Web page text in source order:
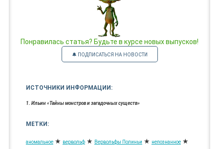
Понравилась статья? Будьте в курсе новых выпусков!
🔔 ПОДПИСАТЬСЯ НА НОВОСТИ
ИСТОЧНИКИ ИНФОРМАЦИИ:
1. Ильин «Тайны монстров и загадочных существ»
МЕТКИ:
аномальное ★ вервольф ★ Вервольфы Полиньи ★ непознанное ★